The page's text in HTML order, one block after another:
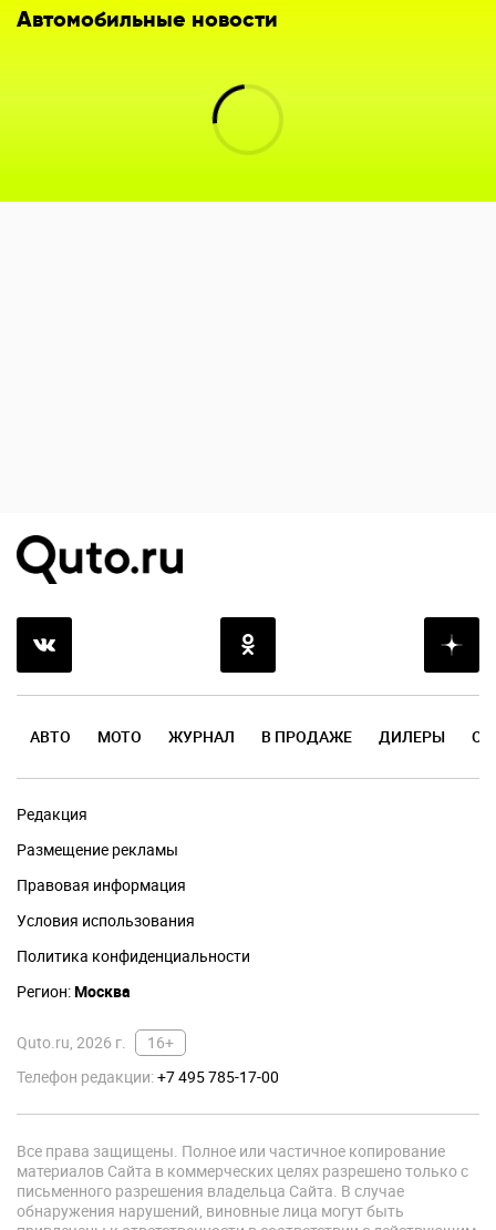
Автомобильные новости
АВТО МОТО ЖУРНАЛ В ПРОДАЖЕ ДИЛЕРЫ
Редакция
Размещение рекламы
Правовая информация
Условия использования
Политика конфиденциальности
Регион:Москва
Quto.ru, 2026 г.
16+
Телефон редакции:+7 495 785-17-00
Все права защищены. Полное или частичное копирование
материалов Сайта в коммерческих целях разрешено только с
письменного разрешения владельца Сайта. В случае
обнаружения нарушений, виновные лица могут быть